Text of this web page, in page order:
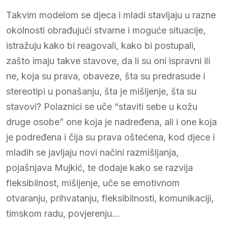
Takvim modelom se djeca i mladi stavljaju u razne
okolnosti obrađujući stvarne i moguće situacije,
istražuju kako bi reagovali, kako bi postupali,
zašto imaju takve stavove, da li su oni ispravni ili
ne, koja su prava, obaveze, šta su predrasude i
stereotipi u ponašanju, šta je mišljenje, šta su
stavovi? Polaznici se uče “staviti sebe u kožu
druge osobe” one koja je nadređena, ali i one koja
je podređena i čija su prava oštećena, kod djece i
mladih se javljaju novi načini razmišljanja,
pojašnjava Mujkić, te dodaje kako se razvija
fleksibilnost, mišljenje, uče se emotivnom
otvaranju, prihvatanju, fleksibilnosti, komunikaciji,
timskom radu, povjerenju…